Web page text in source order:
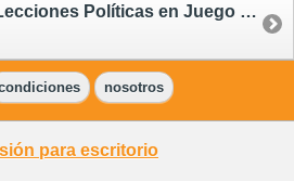
Ganar o Morir. Lecciones Políticas en Juego de Tronos
nosotros
para escritorio